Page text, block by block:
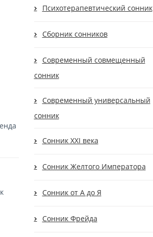
Психотерапевтический сонник
Сборник сонников
Современный cовмещенный
сонник
Современный универсальный
сонник
Сонник XXI века
Сонник Желтого Императора
Сонник от А до Я
Сонник Фрейда